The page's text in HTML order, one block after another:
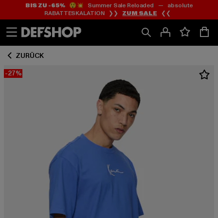
Zum
Inhalt
springen
Zum
Fußzeile
springen
BIS ZU -65%😲💥 Summer Sale Reloaded — absolute
RABATTESKALATION ❯❯ ZUM SALE ❮❮
ZURÜCK
-27%